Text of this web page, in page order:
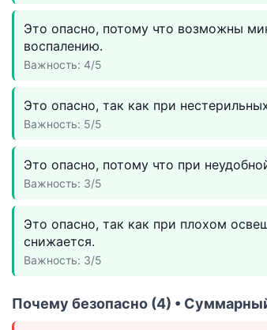
Это опасно, потому что возможны
воспалению.
Важность: 4/5
Это опасно, так как при
Важность: 5/5
Это опасно, потому что при
Важность: 3/5
Это опасно, так как при плохом
снижается.
Важность: 3/5
Почему безопасно (4) •